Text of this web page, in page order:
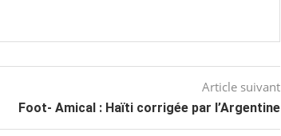
Article suivant
Foot- Amical : Haïti corrigée par l’Argentine